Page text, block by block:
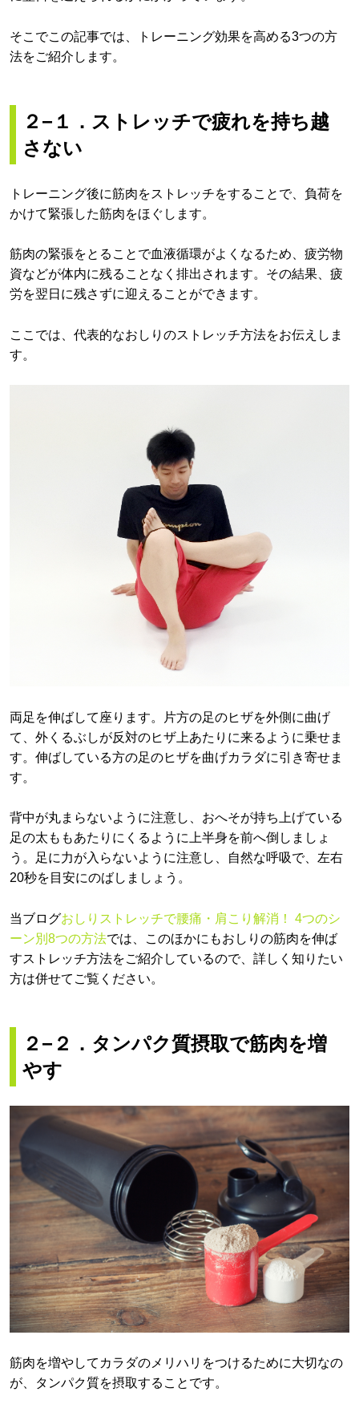
そこでこの記事では、トレーニング効果を高める3つの方
法をご紹介します。
２−１．ストレッチで疲れを持ち越
さない
トレーニング後に筋肉をストレッチをすることで、負荷を
かけて緊張した筋肉をほぐします。
筋肉の緊張をとることで血液循環がよくなるため、疲労物
資などが体内に残ることなく排出されます。その結果、疲
労を翌日に残さずに迎えることができます。
ここでは、代表的なおしりのストレッチ方法をお伝えしま
す。
両足を伸ばして座ります。片方の足のヒザを外側に曲げ
て、外くるぶしが反対のヒザ上あたりに来るように乗せま
す。伸ばしている方の足のヒザを曲げカラダに引き寄せま
す。
背中が丸まらないように注意し、おへそが持ち上げている
足の太ももあたりにくるように上半身を前へ倒しましょ
う。足に力が入らないように注意し、自然な呼吸で、左右
20秒を目安にのばしましょう。
当ブログおしりストレッチで腰痛・肩こり解消！ 4つのシ
ーン別8つの方法では、このほかにもおしりの筋肉を伸ば
すストレッチ方法をご紹介しているので、詳しく知りたい
方は併せてご覧ください。
２−２．タンパク質摂取で筋肉を増
やす
筋肉を増やしてカラダのメリハリをつけるために大切なの
が、タンパク質を摂取することです。